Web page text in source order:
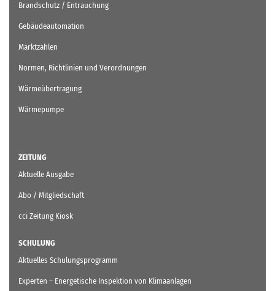
Brandschutz / Entrauchung
Gebäudeautomation
Marktzahlen
Normen, Richtlinien und Verordnungen
Wärmeübertragung
Wärmepumpe
ZEITUNG
Aktuelle Ausgabe
Abo / Mitgliedschaft
cci Zeitung Kiosk
SCHULUNG
Aktuelles Schulungsprogramm
Experten – Energetische Inspektion von Klimaanlagen